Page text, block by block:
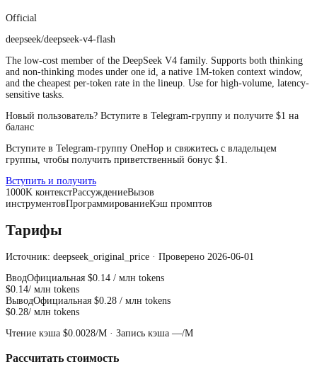
Official
deepseek/deepseek-v4-flash
The low-cost member of the DeepSeek V4 family. Supports both thinking
and non-thinking modes under one id, a native 1M-token context window,
and the cheapest per-token rate in the lineup. Use for high-volume, latency-
sensitive tasks.
Новый пользователь? Вступите в Telegram-группу и получите $1 на
баланс
Вступите в Telegram-группу OneHop и свяжитесь с владельцем
группы, чтобы получить приветственный бонус $1.
Вступить и получить
1000K контекстРассуждениеВызов
инструментовПрограммированиеКэш промптов
Тарифы
Источник: deepseek_original_price · Проверено 2026-06-01
ВводОфициальная $0.14 / млн tokens
$0.14/ млн tokens
ВыводОфициальная $0.28 / млн tokens
$0.28/ млн tokens
Чтение кэша $0.0028/M · Запись кэша —/M
Рассчитать стоимость